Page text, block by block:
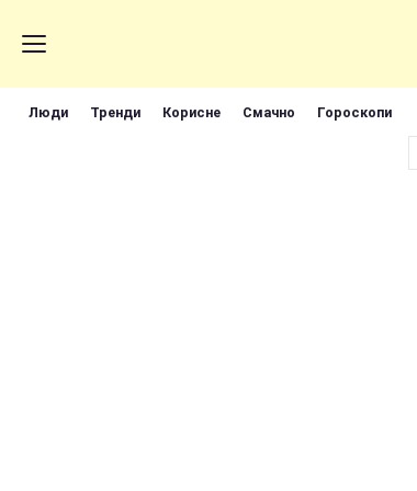
Люди Тренди Корисне Смачно Гороскопи